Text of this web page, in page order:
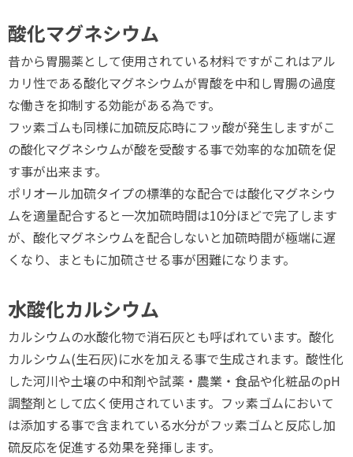
酸化マグネシウム
昔から胃腸薬として使用されている材料ですがこれはアル
カリ性である酸化マグネシウムが胃酸を中和し胃腸の過度
な働きを抑制する効能がある為です。
フッ素ゴムも同様に加硫反応時にフッ酸が発生しますがこ
の酸化マグネシウムが酸を受酸する事で効率的な加硫を促
す事が出来ます。
ポリオール加硫タイプの標準的な配合では酸化マグネシウ
ムを適量配合すると一次加硫時間は10分ほどで完了します
が、酸化マグネシウムを配合しないと加硫時間が極端に遅
くなり、まともに加硫させる事が困難になります。
水酸化カルシウム
カルシウムの水酸化物で消石灰とも呼ばれています。酸化
カルシウム(生石灰)に水を加える事で生成されます。酸性化
した河川や土壌の中和剤や試薬・農業・食品や化粧品のpH
調整剤として広く使用されています。フッ素ゴムにおいて
は添加する事で含まれている水分がフッ素ゴムと反応し加
硫反応を促進する効果を発揮します。